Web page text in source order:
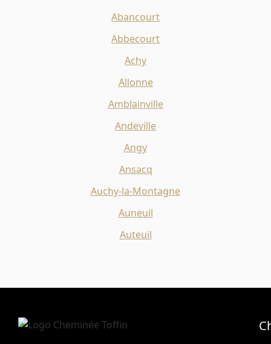
Abancourt
Abbecourt
Achy
Allonne
Amblainville
Andeville
Angy
Ansacq
Auchy-la-Montagne
Auneuil
Auteuil